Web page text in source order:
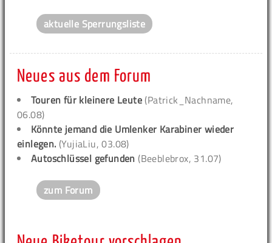
aktuelle Sperrungsliste
Neues aus dem Forum
Touren für kleinere Leute (Patrick_Nachname,
06.08)
Könnte jemand die Umlenker Karabiner wieder
einlegen. (YujiaLiu, 03.08)
Autoschlüssel gefunden (Beeblebrox, 31.07)
zum Forum